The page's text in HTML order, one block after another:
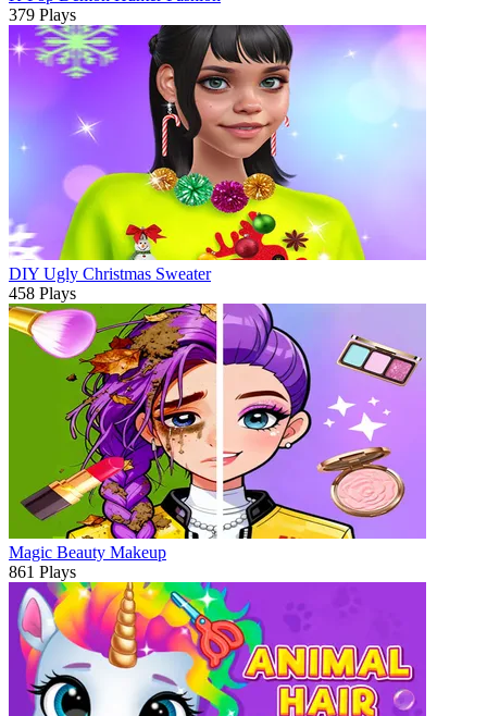
379 Plays
DIY Ugly Christmas Sweater
458 Plays
Magic Beauty Makeup
861 Plays